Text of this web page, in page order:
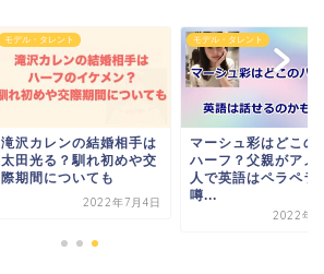
モデル・タレント
滝沢カレンの結婚相手は
太田光る？馴れ初めや交
際期間についても
2022年7月4日
モデル・タレント
マーシュ彩はどこの
ハーフ？父親がアメ
人で英語はペラペラ
噂...
2022年1